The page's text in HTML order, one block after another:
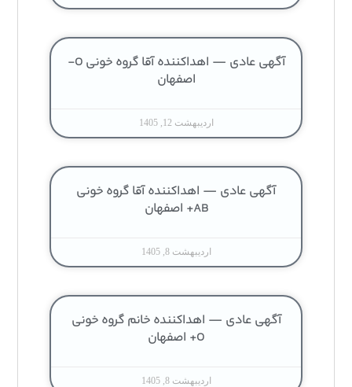
آگهی عادی — اهداکننده آقا گروه خونی O-
اصفهان
اردیبهشت 12, 1405
آگهی عادی — اهداکننده آقا گروه خونی
AB+ اصفهان
اردیبهشت 8, 1405
آگهی عادی — اهداکننده خانم گروه خونی
O+ اصفهان
اردیبهشت 8, 1405